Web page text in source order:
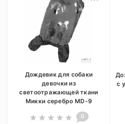
Дождевик для собаки
девочки из
светоотражающей ткани
Микки серебро MD-9
0
с